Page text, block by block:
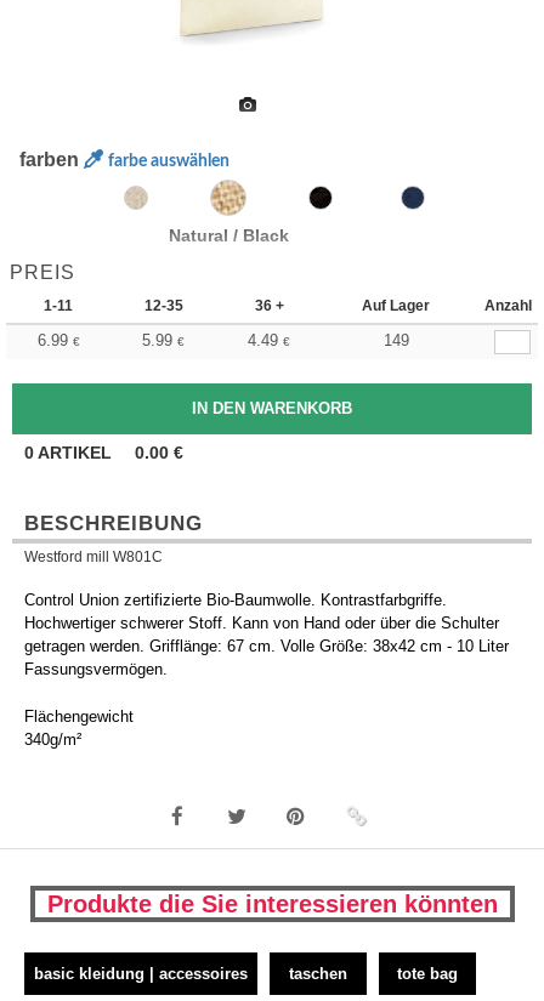
farben farbe auswählen
Natural / Black
PREIS
1-11 12-35 36 + Auf Lager Anzahl
6.99 € 5.99 € 4.49 € 149
0ARTIKEL 0.00 €
BESCHREIBUNG
Westford mill W801C
Control Union zertifizierte Bio-Baumwolle. Kontrastfarbgriffe.
Hochwertiger schwerer Stoff. Kann von Hand oder über die Schulter
getragen werden. Grifflänge: 67 cm. Volle Größe: 38x42 cm - 10 Liter
Fassungsvermögen.
Flächengewicht
340g/m²
Produkte die Sie interessieren könnten
basic kleidung | accessoires taschen tote bag